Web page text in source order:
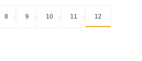
8 9 10 11 12